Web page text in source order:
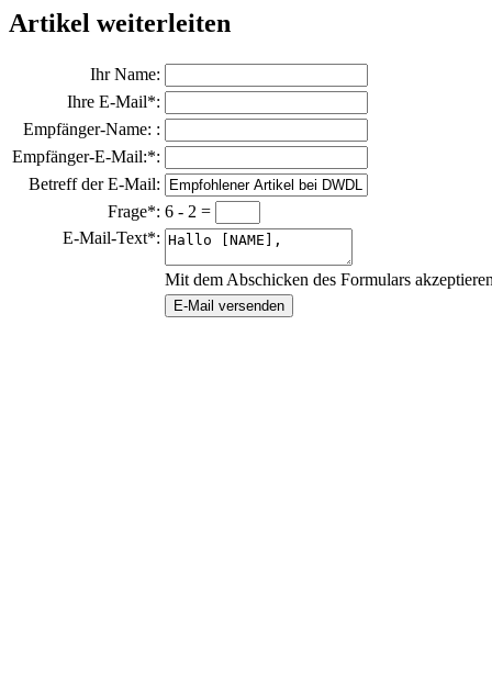
Artikel weiterleiten
Ihr Name:
Ihre E-Mail*:
Empfänger-Name: :
Empfänger-E-Mail:*:
Betreff der E-Mail:
Frage*: 6 - 2 =
E-Mail-Text*:
Mit dem Abschicken des Formulars
E-Mail versenden